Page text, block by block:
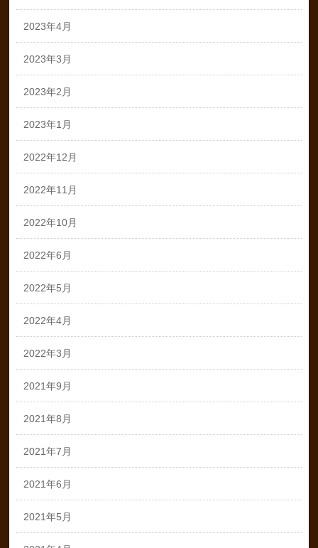
2023年4月
2023年3月
2023年2月
2023年1月
2022年12月
2022年11月
2022年10月
2022年6月
2022年5月
2022年4月
2022年3月
2021年9月
2021年8月
2021年7月
2021年6月
2021年5月